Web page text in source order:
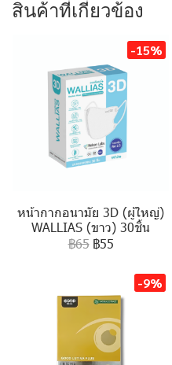
สินค้าที่เกี่ยวข้อง
-15%
หน้ากากอนามัย 3D (ผู้ใหญ่)
WALLIAS (ขาว) 30ชิ้น
฿65 ฿55
-9%